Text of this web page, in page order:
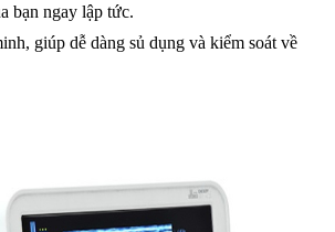
bạn ngay lập tức.
giúp dễ dàng sủ dụng và kiểm soát về